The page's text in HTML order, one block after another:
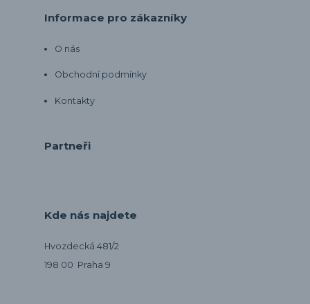
Informace pro zákazníky
O nás
Obchodní podmínky
Kontakty
Partneři
Kde nás najdete
Hvozdecká 481/2
198 00 Praha 9